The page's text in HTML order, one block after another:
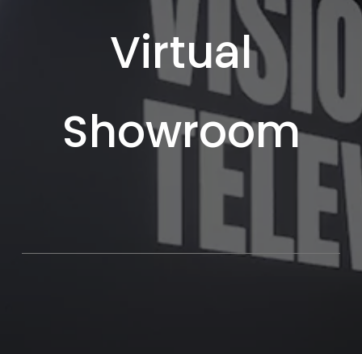
Virtual
Showroom